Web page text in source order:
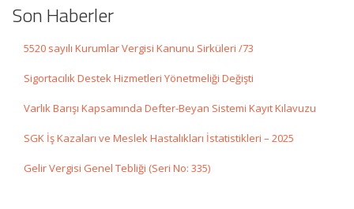
Son Haberler
5520 sayılı Kurumlar Vergisi Kanunu Sirküleri /73
Sigortacılık Destek Hizmetleri Yönetmeliği Değişti
Varlık Barışı Kapsamında Defter-Beyan Sistemi Kayıt Kılavuzu
SGK İş Kazaları ve Meslek Hastalıkları İstatistikleri – 2025
Gelir Vergisi Genel Tebliği (Seri No: 335)